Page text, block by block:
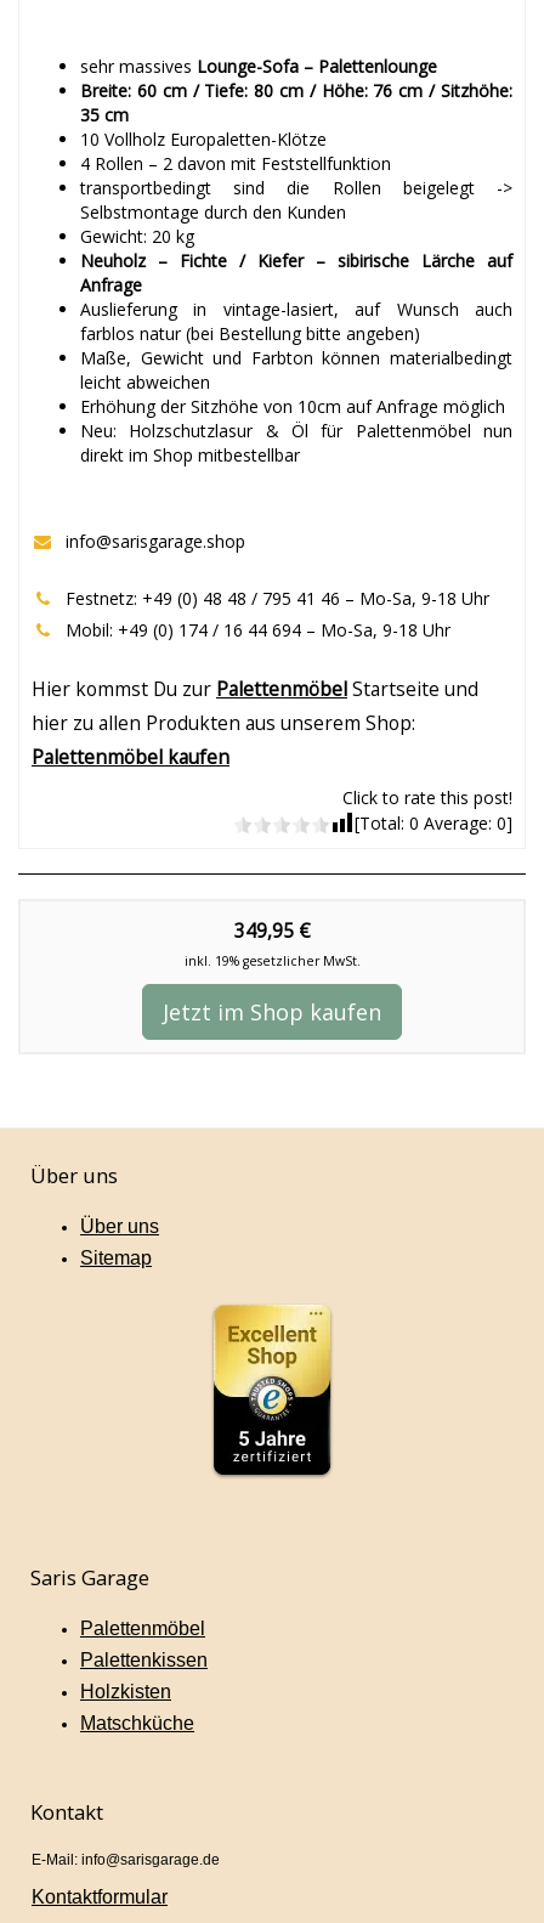
sehr massives Lounge-Sofa – Palettenlounge
Breite: 60 cm / Tiefe: 80 cm / Höhe: 76 cm / Sitzhöhe:
35 cm
10 Vollholz Europaletten-Klötze
4 Rollen – 2 davon mit Feststellfunktion
transportbedingt sind die Rollen beigelegt ->
Selbstmontage durch den Kunden
Gewicht: 20 kg
Neuholz – Fichte / Kiefer – sibirische Lärche auf
Anfrage
Auslieferung in vintage-lasiert, auf Wunsch auch
farblos natur (bei Bestellung bitte angeben)
Maße, Gewicht und Farbton können materialbedingt
leicht abweichen
Erhöhung der Sitzhöhe von 10cm auf Anfrage möglich
Neu: Holzschutzlasur & Öl für Palettenmöbel nun
direkt im Shop mitbestellbar
info@sarisgarage.shop
Festnetz: +49 (0) 48 48 / 795 41 46 – Mo-Sa, 9-18 Uhr
Mobil: +49 (0) 174 / 16 44 694 – Mo-Sa, 9-18 Uhr
Hier kommst Du zur PalettenmöbelStartseite und
hier zu allen Produkten aus unserem Shop:
Palettenmöbel kaufen
Click to rate this post!
[Total: 0 Average: 0]
349,95 €
inkl. 19% gesetzlicher MwSt.
Jetzt im Shop kaufen
Über uns
Über uns
Sitemap
Saris Garage
Palettenmöbel
Palettenkissen
Holzkisten
Matschküche
Kontakt
E-Mail: info@sarisgarage.de
Kontaktformular